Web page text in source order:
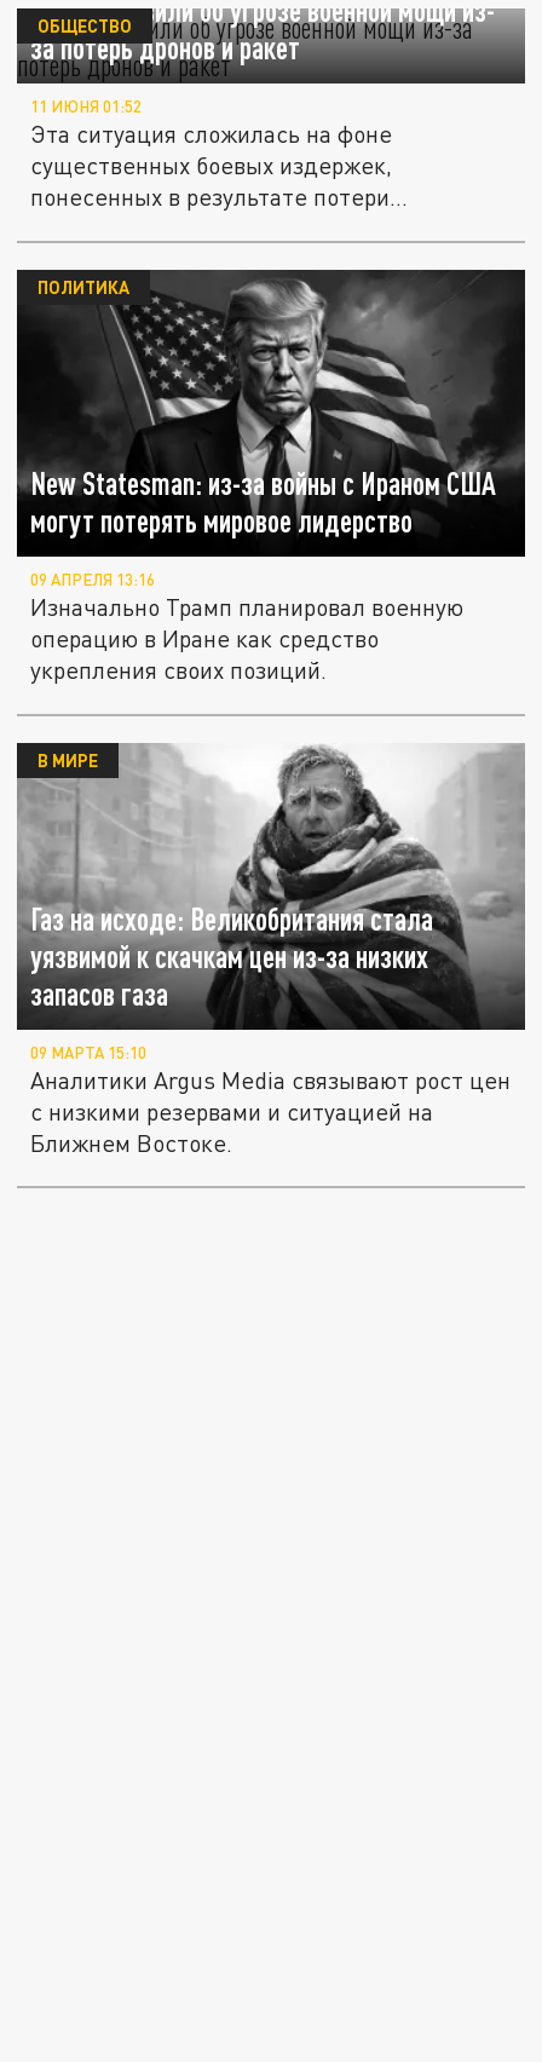
В США заявили об угрозе военной мощи из-
за потерь дронов и ракет
ОБЩЕСТВО
11 ИЮНЯ 01:52
Эта ситуация сложилась на фоне
существенных боевых издержек,
понесенных в результате потери
New Statesman: из-за войны с Ираном США
могут потерять мировое лидерство
ПОЛИТИКА
09 АПРЕЛЯ 13:16
Изначально Трамп планировал военную
операцию в Иране как средство
укрепления своих позиций.
Газ на исходе: Великобритания стала
уязвимой к скачкам цен из-за низких
запасов газа
В МИРЕ
09 МАРТА 15:10
Аналитики Argus Media связывают рост цен
с низкими резервами и ситуацией на
Ближнем Востоке.